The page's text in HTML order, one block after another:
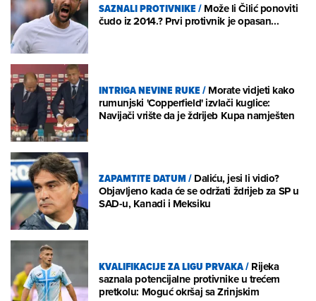
SAZNALI PROTIVNIKE/Može li Čilić ponoviti
čudo iz 2014.? Prvi protivnik je opasan...
INTRIGA NEVINE RUKE/Morate vidjeti kako
rumunjski 'Copperfield' izvlači kuglice:
Navijači vrište da je ždrijeb Kupa namješten
ZAPAMTITE DATUM/Daliću, jesi li vidio?
Objavljeno kada će se održati ždrijeb za SP u
SAD-u, Kanadi i Meksiku
KVALIFIKACIJE ZA LIGU PRVAKA/Rijeka
saznala potencijalne protivnike u trećem
pretkolu: Moguć okršaj sa Zrinjskim